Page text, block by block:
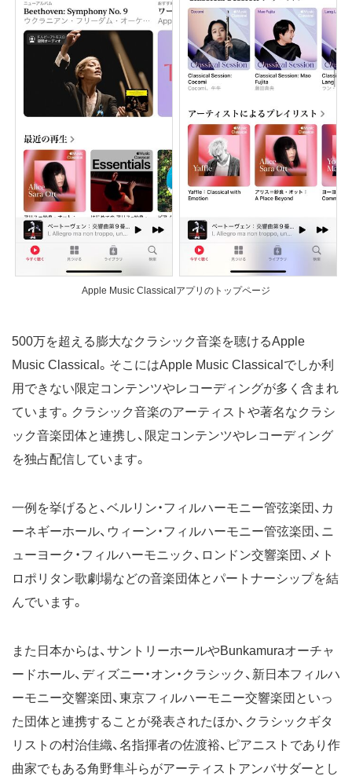
Apple Music Classicalアプリのトップページ
500万を超える膨大なクラシック音楽を聴けるApple
Music Classical。そこにはApple Music Classicalでしか利
用できない限定コンテンツやレコーディングが多く含まれ
ています。クラシック音楽のアーティストや著名なクラシ
ック音楽団体と連携し、限定コンテンツやレコーディング
を独占配信しています。
一例を挙げると、ベルリン・フィルハーモニー管弦楽団、カ
ーネギーホール、ウィーン・フィルハーモニー管弦楽団、ニ
ューヨーク・フィルハーモニック、ロンドン交響楽団、メト
ロポリタン歌劇場などの音楽団体とパートナーシップを結
んでいます。
また日本からは、サントリーホールやBunkamuraオーチャ
ードホール、ディズニー・オン・クラシック、新日本フィルハ
ーモニー交響楽団、東京フィルハーモニー交響楽団といっ
た団体と連携することが発表されたほか、クラシックギタ
リストの村治佳織、名指揮者の佐渡裕、ピアニストであり作
曲家でもある角野隼斗らがアーティストアンバサダーとし